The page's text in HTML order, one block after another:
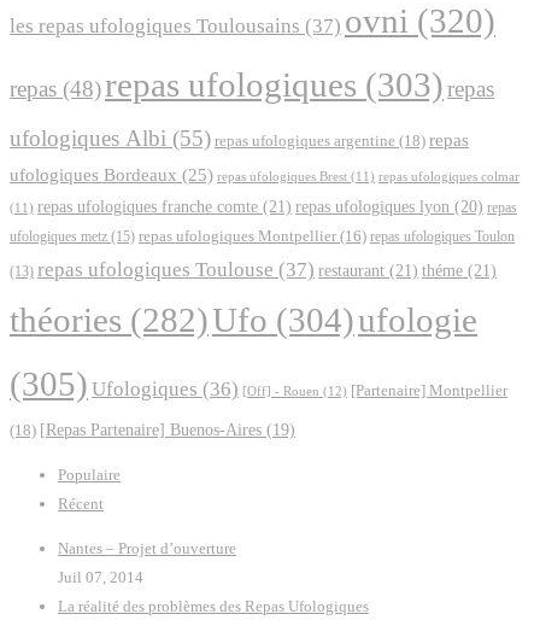
les repas ufologiques Toulousains (37) ovni (320)
repas (48)repas ufologiques (303)repas
ufologiques Albi (55) repas ufologiques argentine (18) repas
ufologiques Bordeaux (25) repas ufologiques Brest (11) repas ufologiques colmar
(11) repas ufologiques franche comte (21) repas ufologiques lyon (20) repas
ufologiques metz (15) repas ufologiques Montpellier (16) repas ufologiques Toulon
(13) repas ufologiques Toulouse (37) restaurant (21) théme (21)
théories (282)Ufo (304)ufologie
(305) Ufologiques (36) [Off] - Rouen (12) [Partenaire] Montpellier
(18) [Repas Partenaire] Buenos-Aires (19)
Populaire
Récent
Nantes – Projet d’ouverture
Juil 07, 2014
La réalité des problèmes des Repas Ufologiques